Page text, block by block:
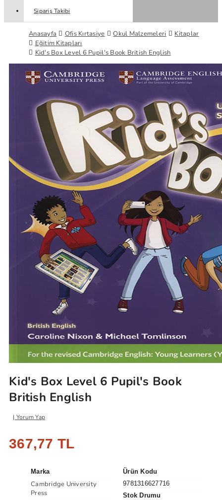
Sipariş Takibi
Anasayfa Ofis Kırtasiye Okul Malzemeleri
Kitaplar
Eğitim Kitapları
Kid's Box Level 6 Pupil's Book British English
Kid's Box Level 6 Pupil's Book
British English
Yorum Yap
367,77 TL
Marka
Cambridge University
Press
Ürün Kodu
9781316627716
Stok Drumu